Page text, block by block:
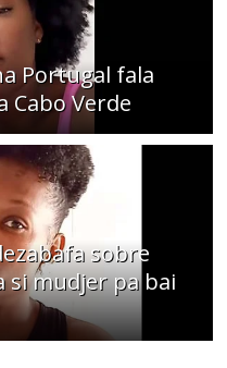
Portugal fala
Cabo Verde
sobre
si mudjer pa bai